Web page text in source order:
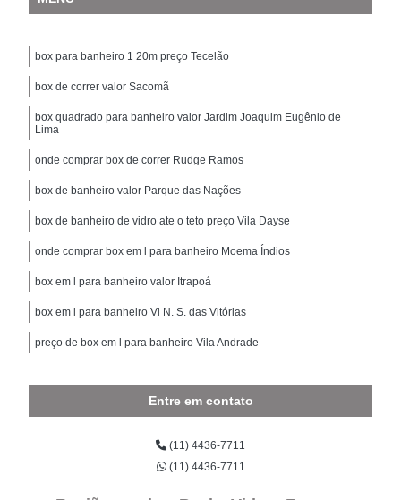
box para banheiro 1 20m preço Tecelão
box de correr valor Sacomã
box quadrado para banheiro valor Jardim Joaquim Eugênio de
Lima
onde comprar box de correr Rudge Ramos
box de banheiro valor Parque das Nações
box de banheiro de vidro ate o teto preço Vila Dayse
onde comprar box em l para banheiro Moema Índios
box em l para banheiro valor Itrapoá
box em l para banheiro Vl N. S. das Vitórias
preço de box em l para banheiro Vila Andrade
Entre em contato
(11) 4436-7711
(11) 4436-7711